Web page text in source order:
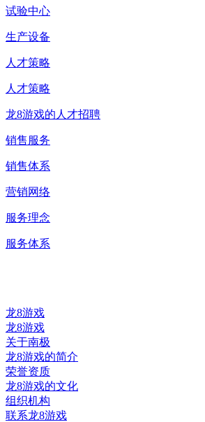
试验中心
生产设备
人才策略
人才策略
龙8游戏的人才招聘
销售服务
销售体系
营销网络
服务理念
服务体系
龙8游戏
龙8游戏
关于南极
龙8游戏的简介
荣誉资质
龙8游戏的文化
组织机构
联系龙8游戏